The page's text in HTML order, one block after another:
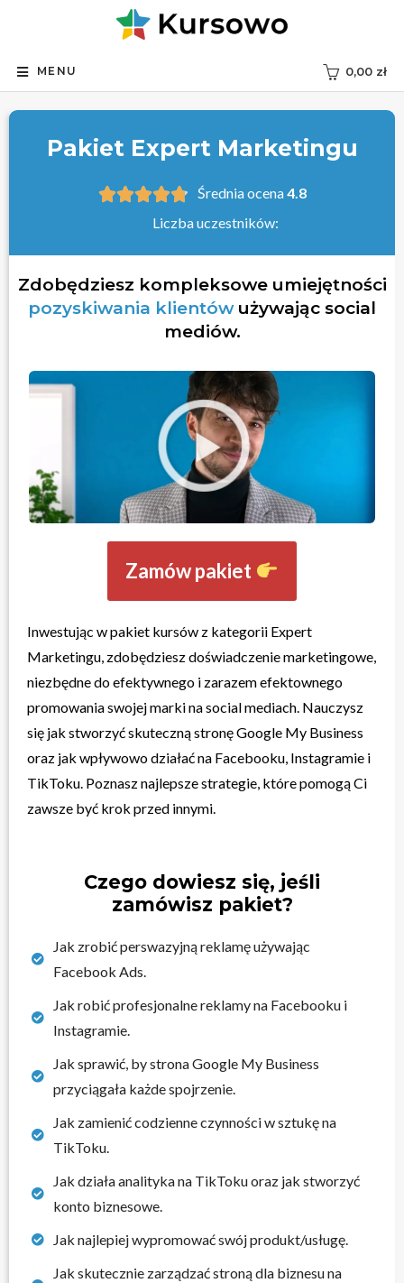
MENU 0,00 zł
Pakiet Expert Marketingu
 Średnia ocena4.8
Liczba uczestników:
Zdobędziesz kompleksowe umiejętności
pozyskiwania klientówużywając social
mediów.
Zamów pakiet
Inwestując w pakiet kursów z kategorii Expert
Marketingu, zdobędziesz doświadczenie marketingowe,
niezbędne do efektywnego i zarazem efektownego
promowania swojej marki na social mediach. Nauczysz
się jak stworzyć skuteczną stronę Google My Business
oraz jak wpływowo działać na Facebooku, Instagramie i
TikToku. Poznasz najlepsze strategie, które pomogą Ci
zawsze być krok przed innymi.
Czego dowiesz się, jeśli
zamówisz pakiet?
Jak zrobić perswazyjną reklamę używając
Facebook Ads.
Jak robić profesjonalne reklamy na Facebooku i
Instagramie.
Jak sprawić, by strona Google My Business
przyciągała każde spojrzenie.
Jak zamienić codzienne czynności w sztukę na
TikToku.
Jak działa analityka na TikToku oraz jak stworzyć
konto biznesowe.
Jak najlepiej wypromować swój produkt/usługę.
Jak skutecznie zarządzać stroną dla biznesu na